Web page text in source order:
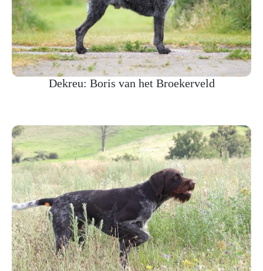
Dekreu: Boris van het Broekerveld